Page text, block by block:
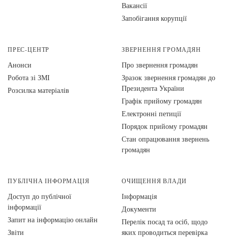
Вакансії
Запобігання корупції
ПРЕС-ЦЕНТР
Анонси
Робота зі ЗМІ
Розсилка матеріалів
ЗВЕРНЕННЯ ГРОМАДЯН
Про звернення громадян
Зразок звернення громадян до
Президента України
Графік прийому громадян
Електронні петиції
Порядок прийому громадян
Стан опрацювання звернень
громадян
ПУБЛІЧНА ІНФОРМАЦІЯ
Доступ до публічної
інформації
Запит на інформацію онлайн
Звіти
ОЧИЩЕННЯ ВЛАДИ
Інформація
Документи
Перелік посад та осіб, щодо
яких проводиться перевірка